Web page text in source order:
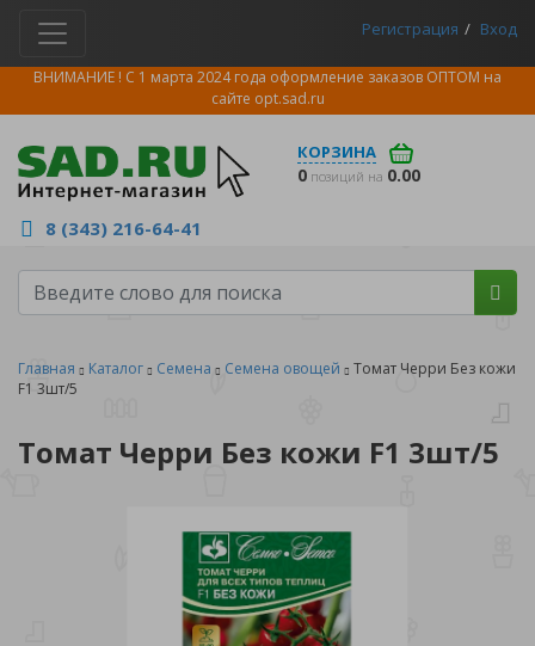
Регистрация Вход
ВНИМАНИЕ ! С 1 марта 2024 года оформление заказов ОПТОМ на
сайте opt.sad.ru
КОРЗИНА
0 позиций на 0.00
8 (343) 216-64-41
Главная Каталог Семена Семена овощей
Томат Черри Без кожи
F1 3шт/5
Томат Черри Без кожи F1 3шт/5